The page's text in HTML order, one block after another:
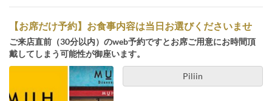
【お席だけ予約】お食事内容は当日お選びくださいませ
ご来店直前（30分以内）のweb予約ですとお席ご用意にお時間頂
戴してしまう可能性が御座います。
Piliin